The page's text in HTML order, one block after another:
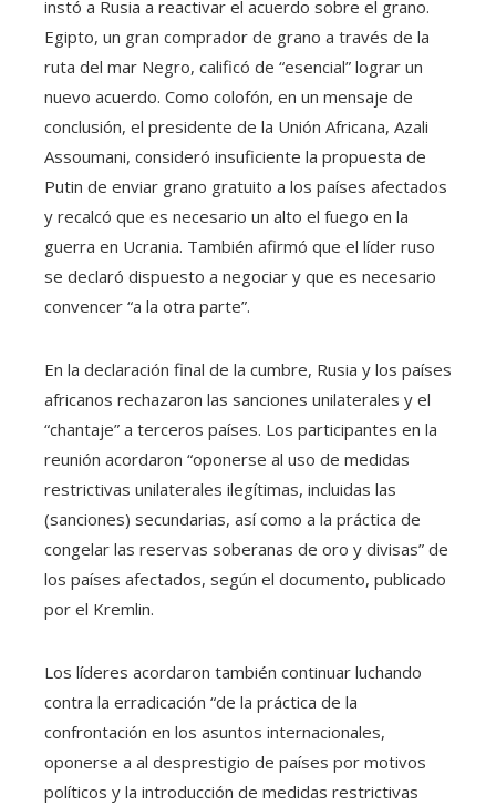
instó a Rusia a reactivar el acuerdo sobre el grano.
Egipto, un gran comprador de grano a través de la
ruta del mar Negro, calificó de “esencial” lograr un
nuevo acuerdo. Como colofón, en un mensaje de
conclusión, el presidente de la Unión Africana, Azali
Assoumani, consideró insuficiente la propuesta de
Putin de enviar grano gratuito a los países afectados
y recalcó que es necesario un alto el fuego en la
guerra en Ucrania. También afirmó que el líder ruso
se declaró dispuesto a negociar y que es necesario
convencer “a la otra parte”.
En la declaración final de la cumbre, Rusia y los países
africanos rechazaron las sanciones unilaterales y el
“chantaje” a terceros países. Los participantes en la
reunión acordaron “oponerse al uso de medidas
restrictivas unilaterales ilegítimas, incluidas las
(sanciones) secundarias, así como a la práctica de
congelar las reservas soberanas de oro y divisas” de
los países afectados, según el documento, publicado
por el Kremlin.
Los líderes acordaron también continuar luchando
contra la erradicación “de la práctica de la
confrontación en los asuntos internacionales,
oponerse a al desprestigio de países por motivos
políticos y la introducción de medidas restrictivas